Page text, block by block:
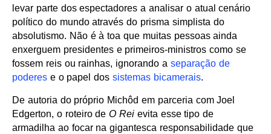
levar parte dos espectadores a analisar o atual cenário
político do mundo através do prisma simplista do
absolutismo. Não é à toa que muitas pessoas ainda
enxerguem presidentes e primeiros-ministros como se
fossem reis ou rainhas, ignorando a separação de
poderes e o papel dossistemas bicamerais.
De autoria do próprio Michôd em parceria com Joel
Edgerton, o roteiro deO Rei evita esse tipo de
armadilha ao focar na gigantesca responsabilidade que